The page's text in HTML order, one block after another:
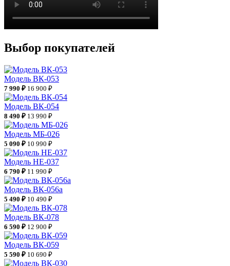
Выбор покупателей
Модель ВК-053
7 990 ₽ 16 900 ₽
Модель ВК-054
8 490 ₽ 13 990 ₽
Модель МБ-026
5 090 ₽ 10 990 ₽
Модель НЕ-037
6 790 ₽ 11 990 ₽
Модель ВК-056а
5 490 ₽ 10 490 ₽
Модель ВК-078
6 590 ₽ 12 900 ₽
Модель ВК-059
5 590 ₽ 10 690 ₽